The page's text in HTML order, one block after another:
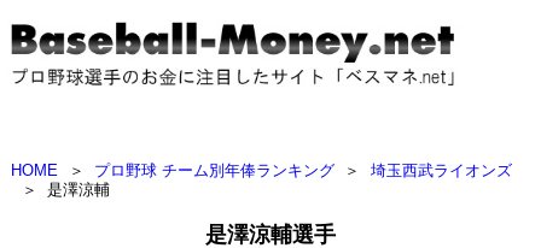
HOME ＞ プロ野球 チーム別年俸ランキング ＞
埼玉西武ライオンズ
＞
是澤涼輔
是澤涼輔選手